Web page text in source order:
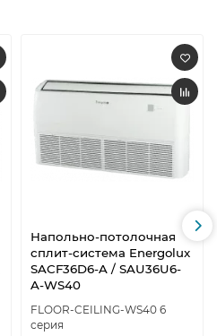
Напольно-потолочная
сплит-система Energolux
SAСF36D6-A / SAU36U6-
A-WS40
FLOOR-CEILING-WS40 6
серия